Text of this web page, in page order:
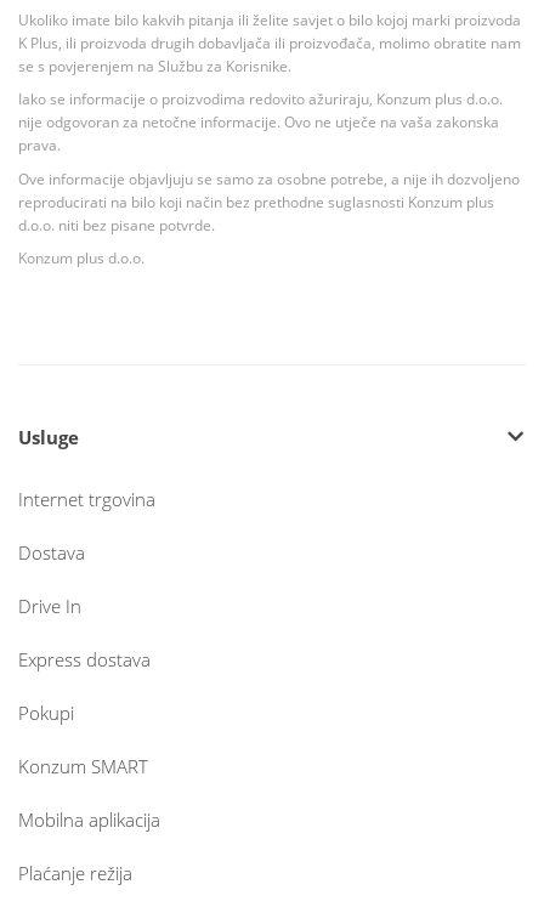
Ukoliko imate bilo kakvih pitanja ili želite savjet o bilo kojoj marki proizvoda
K Plus, ili proizvoda drugih dobavljača ili proizvođača, molimo obratite nam
se s povjerenjem na Službu za Korisnike.
Iako se informacije o proizvodima redovito ažuriraju, Konzum plus d.o.o.
nije odgovoran za netočne informacije. Ovo ne utječe na vaša zakonska
prava.
Ove informacije objavljuju se samo za osobne potrebe, a nije ih dozvoljeno
reproducirati na bilo koji način bez prethodne suglasnosti Konzum plus
d.o.o. niti bez pisane potvrde.
Konzum plus d.o.o.
Usluge
Internet trgovina
Dostava
Drive In
Express dostava
Pokupi
Konzum SMART
Mobilna aplikacija
Plaćanje režija